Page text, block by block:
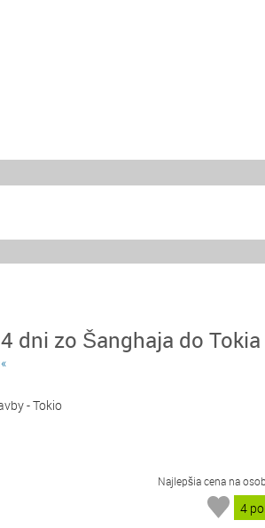
dni zo Šanghaja do Tokia
- Tokio
Najlepšia cena na
4